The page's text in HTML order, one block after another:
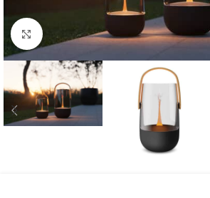
Click to enlarge